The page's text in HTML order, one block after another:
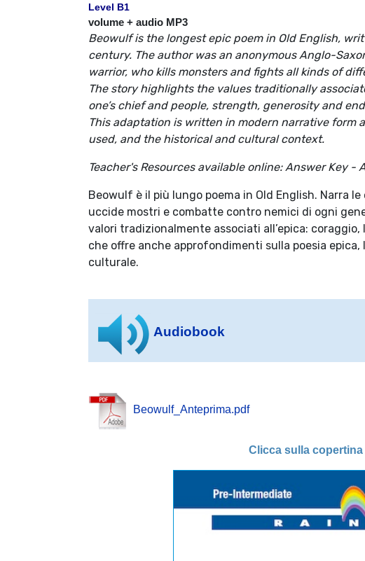
Level B1
volume + audio MP3
Beowulf is the longest epic poem in Old English,
century. The author was an anonymous Anglo-
warrior, who kills monsters and fights all kinds of
The story highlights the values traditionally
one’s chief and people, strength, generosity and
This adaptation is written in modern narrative form
used, and the historical and cultural context.
Teacher's Resources available online: Answer Key
Beowulf è il più lungo poema in Old English. Narra
uccide mostri e combatte contro nemici di ogni
valori tradizionalmente associati all’epica:
che offre anche approfondimenti sulla poesia
culturale.
Audiobook
Beowulf_Anteprima.pdf
Clicca sulla